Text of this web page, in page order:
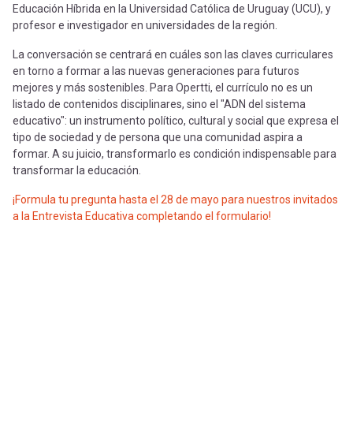
Educación Híbrida en la Universidad Católica de Uruguay (UCU), y
profesor e investigador en universidades de la región.
La conversación se centrará en cuáles son las claves curriculares
en torno a formar a las nuevas generaciones para futuros
mejores y más sostenibles. Para Opertti, el currículo no es un
listado de contenidos disciplinares, sino el "ADN del sistema
educativo": un instrumento político, cultural y social que expresa el
tipo de sociedad y de persona que una comunidad aspira a
formar. A su juicio, transformarlo es condición indispensable para
transformar la educación.
¡Formula tu pregunta hasta el 28 de mayo para nuestros invitados
a la Entrevista Educativa completando el formulario!